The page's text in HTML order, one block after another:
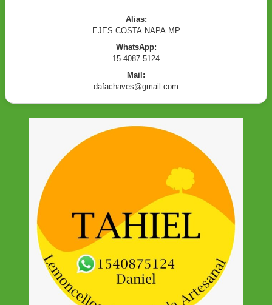
Alias:
EJES.COSTA.NAPA.MP
WhatsApp:
15-4087-5124
Mail:
dafachaves@gmail.com